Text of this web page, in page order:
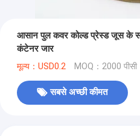
आसान पुल कवर कोल्ड प्रेस्ड जूस के
कंटेनर जार
मूल्य：USD0.2 MOQ：2000 पीसी
सबसे अच्छी कीमत